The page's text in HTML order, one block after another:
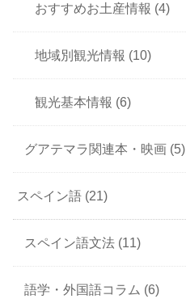
おすすめお土産情報 (4)
地域別観光情報 (10)
観光基本情報 (6)
グアテマラ関連本・映画 (5)
スペイン語 (21)
スペイン語文法 (11)
語学・外国語コラム (6)